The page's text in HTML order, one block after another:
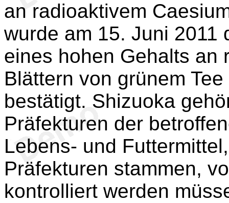
an radioaktivem
wurde am 15. Juni 2011
eines hohen Gehalts an
Blättern von grünem
bestätigt. Shizuoka
Präfekturen der
Lebens- und
Präfekturen stammen,
kontrolliert werden